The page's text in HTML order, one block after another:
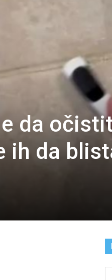
da
ih da